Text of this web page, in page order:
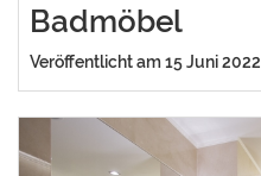
Badmöbel
Veröffentlicht am 15 Juni 2022